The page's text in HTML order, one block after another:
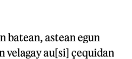
batean, astean egun
velagay au[si] çequidan